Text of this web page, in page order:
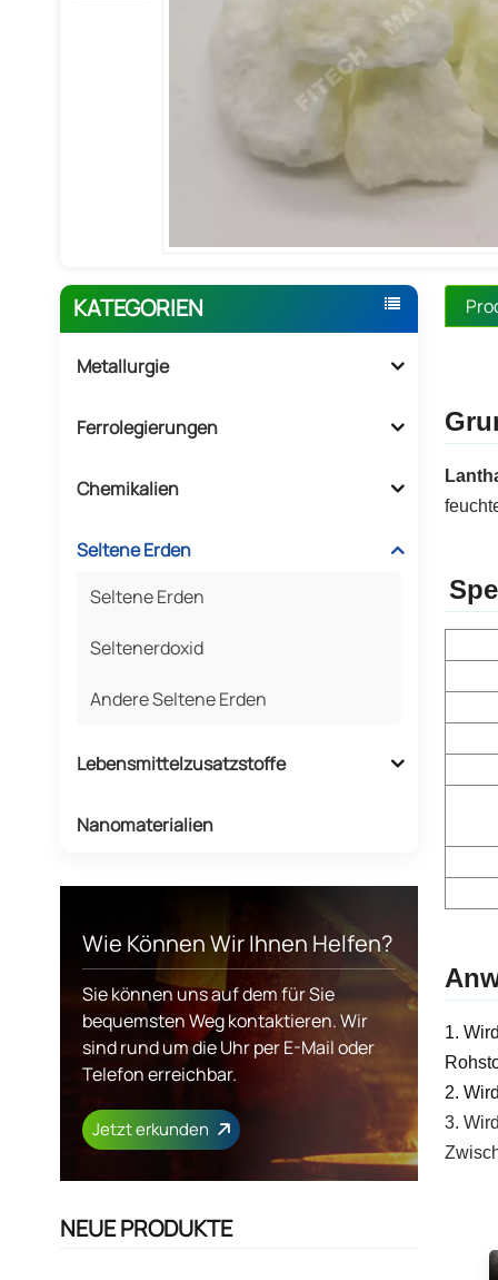
KATEGORIEN
Metallurgie
Ferrolegierungen
Chemikalien
Seltene Erden
Seltene Erden
Seltenerdoxid
Andere Seltene Erden
Lebensmittelzusatzstoffe
Nanomaterialien
Wie Können Wir Ihnen Helfen?
Sie können uns auf dem für Sie
bequemsten Weg kontaktieren. Wir
sind rund um die Uhr per E-Mail oder
Telefon erreichbar.
Jetzt erkunden
NEUE PRODUKTE
1.
2.
3.